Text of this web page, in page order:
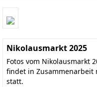
Nikolausmarkt 2025
Fotos vom Nikolausmarkt
findet in Zusammenarbeit
statt.